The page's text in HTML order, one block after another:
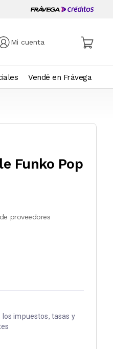
Mi cuenta
Vendé en Frávega
Funko Pop
proveedores
los impuestos, tasas y